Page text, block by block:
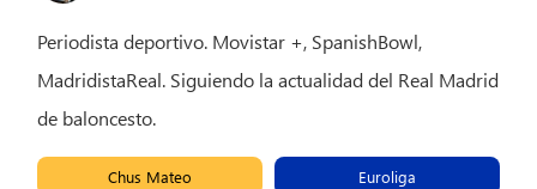
Periodista deportivo. Movistar +, SpanishBowl,
MadridistaReal. Siguiendo la actualidad del Real Madrid
de baloncesto.
Chus Mateo Euroliga